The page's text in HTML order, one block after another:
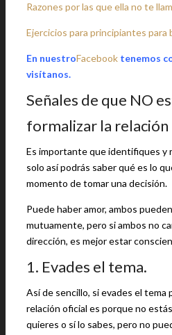
Razones por las que ella no te
Ejercicios para principiantes para
En nuestroFacebook tenemos
visítanos.
Señales de que NO
formalizar la relación
Es importante que identifiques y
solo así podrás saber qué es lo
momento de tomar una decisión.
Puede haber amor, ambos
mutuamente, pero si ambos no
dirección, es mejor estar
1. Evades el tema.
Así de sencillo, si evades el tema
relación oficial es porque no
quieres o sí lo sabes, pero no